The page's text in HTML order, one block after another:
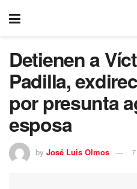
Detienen a
Padilla,
por presunta
esposa
by José Luis Olmos